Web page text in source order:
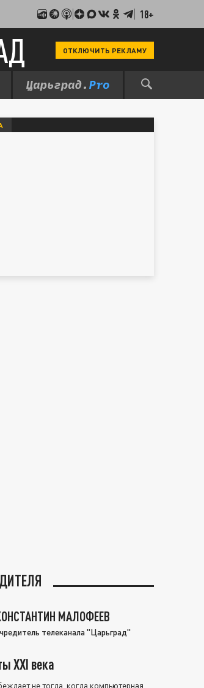
18+
ОТКЛЮЧИТЬ РЕКЛАМУ
МАЛОФЕЕВ
телеканала "Царьград"
XXI века
не тогда, когда компьютерная